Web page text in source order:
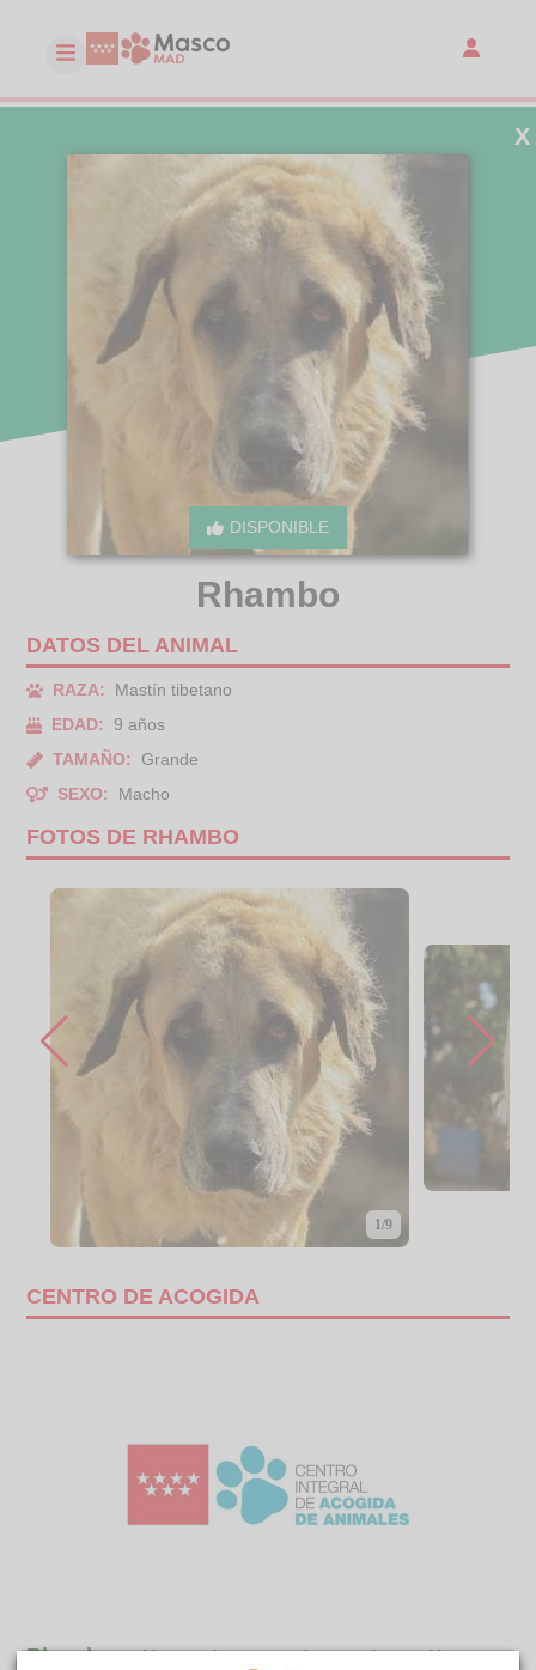
DISPONIBLE
X
Rhambo
DATOS DEL ANIMAL
RAZA:
Mastín tibetano
EDAD:
9 años
TAMAÑO:
Grande
SEXO:
Macho
FOTOS DE RHAMBO
1/9
CENTRO DE ACOGIDA
Rhamboreside actualmente en el centro de acogida